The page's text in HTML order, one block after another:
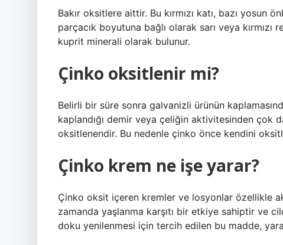
Bakır oksitlere aittir. Bu kırmızı katı, bazı yosun
parçacık boyutuna bağlı olarak sarı veya kırmızı
kuprit minerali olarak bulunur.
Çinko oksitlenir mi?
Belirli bir süre sonra galvanizli ürünün
kaplandığı demir veya çeliğin aktivitesinden çok
oksitlenendir. Bu nedenle çinko önce kendini
Çinko krem ne işe yarar?
Çinko oksit içeren kremler ve losyonlar özellikle
zamanda yaşlanma karşıtı bir etkiye sahiptir ve
doku yenilenmesi için tercih edilen bu madde,